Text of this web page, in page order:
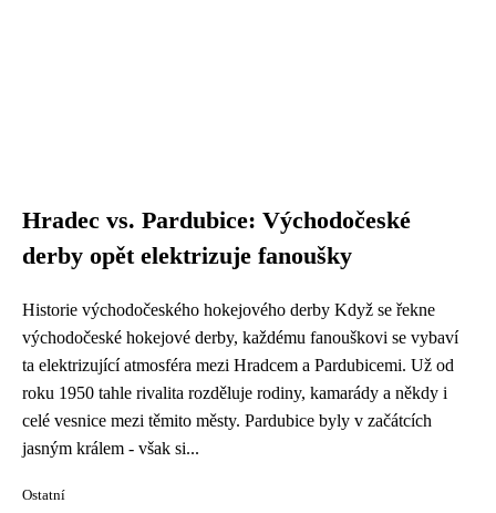
Hradec vs. Pardubice: Východočeské
derby opět elektrizuje fanoušky
Historie východočeského hokejového derby Když se řekne
východočeské hokejové derby, každému fanouškovi se vybaví
ta elektrizující atmosféra mezi Hradcem a Pardubicemi. Už od
roku 1950 tahle rivalita rozděluje rodiny, kamarády a někdy i
celé vesnice mezi těmito městy. Pardubice byly v začátcích
jasným králem - však si...
Ostatní